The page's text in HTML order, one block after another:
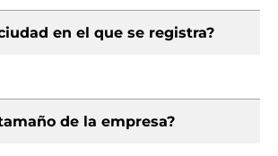
en el que se registra?
de la empresa?